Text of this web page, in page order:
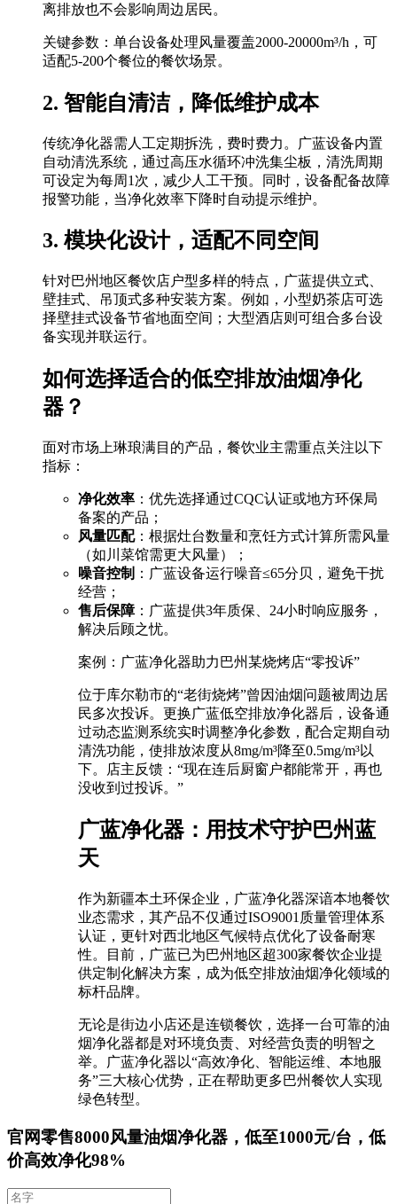
离排放也不会影响周边居民。
关键参数：单台设备处理风量覆盖2000-20000m³/h，可
适配5-200个餐位的餐饮场景。
2. 智能自清洁，降低维护成本
传统净化器需人工定期拆洗，费时费力。广蓝设备内置
自动清洗系统，通过高压水循环冲洗集尘板，清洗周期
可设定为每周1次，减少人工干预。同时，设备配备故障
报警功能，当净化效率下降时自动提示维护。
3. 模块化设计，适配不同空间
针对巴州地区餐饮店户型多样的特点，广蓝提供立式、
壁挂式、吊顶式多种安装方案。例如，小型奶茶店可选
择壁挂式设备节省地面空间；大型酒店则可组合多台设
备实现并联运行。
如何选择适合的低空排放油烟净化
器？
面对市场上琳琅满目的产品，餐饮业主需重点关注以下
指标：
净化效率 ：优先选择通过CQC认证或地方环保局
备案的产品；
风量匹配：根据灶台数量和烹饪方式计算所需风量
（如川菜馆需更大风量）；
噪音控制 ：广蓝设备运行噪音≤65分贝，避免干扰
经营；
售后保障：广蓝提供3年质保、24小时响应服务，
解决后顾之忧。
案例：广蓝净化器助力巴州某烧烤店“零投诉”
位于库尔勒市的“老街烧烤”曾因油烟问题被周边居
民多次投诉。更换广蓝低空排放净化器后，设备通
过动态监测系统实时调整净化参数，配合定期自动
清洗功能，使排放浓度从8mg/m³降至0.5mg/m³以
下。店主反馈：“现在连后厨窗户都能常开，再也
没收到过投诉。”
广蓝净化器：用技术守护巴州蓝
天
作为新疆本土环保企业，广蓝净化器深谙本地餐饮
业态需求，其产品不仅通过ISO9001质量管理体系
认证，更针对西北地区气候特点优化了设备耐寒
性。目前，广蓝已为巴州地区超300家餐饮企业提
供定制化解决方案，成为低空排放油烟净化领域的
标杆品牌。
无论是街边小店还是连锁餐饮，选择一台可靠的油
烟净化器都是对环境负责、对经营负责的明智之
举。广蓝净化器以“高效净化、智能运维、本地服
务”三大核心优势，正在帮助更多巴州餐饮人实现
绿色转型。
官网零售8000风量油烟净化器，低至1000元/台，低
价高效净化98%